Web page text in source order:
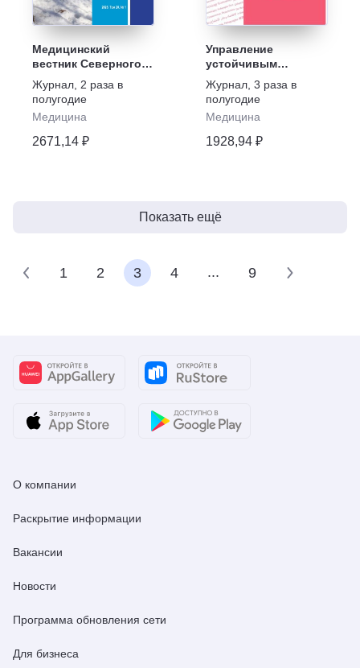
Медицинский
вестник Северного
Кавказа
Журнал 2 раза в
полугодие
Медицина
2671,14 ₽
Управление
устойчивым
развитием
Журнал 3 раза в
полугодие
Медицина
1928,94 ₽
Показать ещё
1 2 3 4 ... 9
О компании
Раскрытие информации
Вакансии
Новости
Программа обновления сети
Для бизнеса